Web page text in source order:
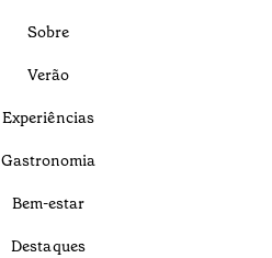
Sobre
Verão
Experiências
Gastronomia
Bem-estar
Destaques